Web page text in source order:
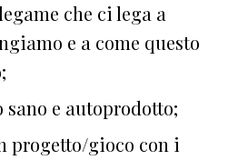
che ci lega a
e a come questo
e autoprodotto;
progetto/gioco con i